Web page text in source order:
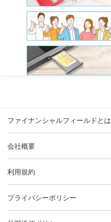
ファイナンシャルフィールドとは
会社概要
利用規約
プライバシーポリシー